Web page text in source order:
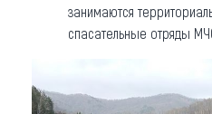
занимаются
спасательные отряды